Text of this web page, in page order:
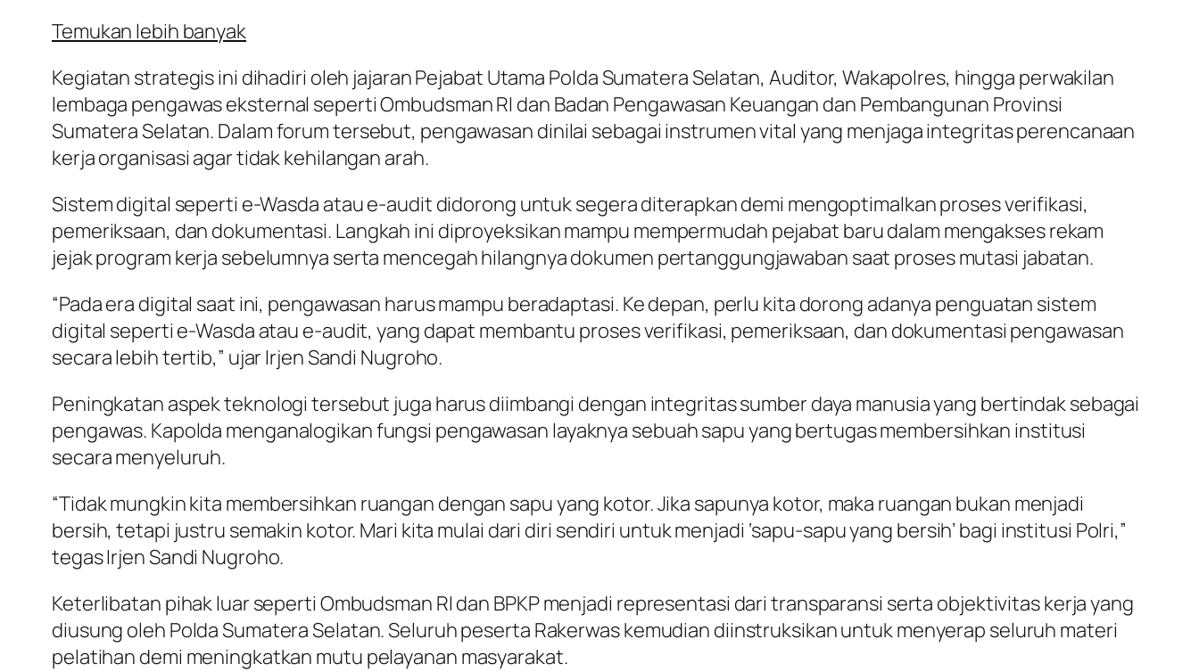
Temukan lebih banyak
Kegiatan strategis ini dihadiri oleh jajaran Pejabat Utama Polda Sumatera Selatan, Auditor, Wakapolres, hingga perwakilan
lembaga pengawas eksternal seperti Ombudsman RI dan Badan Pengawasan Keuangan dan Pembangunan Provinsi
Sumatera Selatan. Dalam forum tersebut, pengawasan dinilai sebagai instrumen vital yang menjaga integritas perencanaan
kerja organisasi agar tidak kehilangan arah.
Sistem digital seperti e-Wasda atau e-audit didorong untuk segera diterapkan demi mengoptimalkan proses verifikasi,
pemeriksaan, dan dokumentasi. Langkah ini diproyeksikan mampu mempermudah pejabat baru dalam mengakses rekam
jejak program kerja sebelumnya serta mencegah hilangnya dokumen pertanggungjawaban saat proses mutasi jabatan.
“Pada era digital saat ini, pengawasan harus mampu beradaptasi. Ke depan, perlu kita dorong adanya penguatan sistem
digital seperti e-Wasda atau e-audit, yang dapat membantu proses verifikasi, pemeriksaan, dan dokumentasi pengawasan
secara lebih tertib,” ujar Irjen Sandi Nugroho.
Peningkatan aspek teknologi tersebut juga harus diimbangi dengan integritas sumber daya manusia yang bertindak sebagai
pengawas. Kapolda menganalogikan fungsi pengawasan layaknya sebuah sapu yang bertugas membersihkan institusi
secara menyeluruh.
“Tidak mungkin kita membersihkan ruangan dengan sapu yang kotor. Jika sapunya kotor, maka ruangan bukan menjadi
bersih, tetapi justru semakin kotor. Mari kita mulai dari diri sendiri untuk menjadi ‘sapu-sapu yang bersih’ bagi institusi Polri,”
tegas Irjen Sandi Nugroho.
Keterlibatan pihak luar seperti Ombudsman RI dan BPKP menjadi representasi dari transparansi serta objektivitas kerja yang
diusung oleh Polda Sumatera Selatan. Seluruh peserta Rakerwas kemudian diinstruksikan untuk menyerap seluruh materi
pelatihan demi meningkatkan mutu pelayanan masyarakat.